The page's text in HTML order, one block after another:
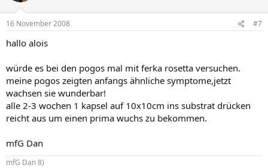
16 November 2008 #7
hallo alois
würde es bei den pogos mal mit ferka rosetta versuchen.
meine pogos zeigten anfangs ähnliche symptome,jetzt
wachsen sie wunderbar!
alle 2-3 wochen 1 kapsel auf 10x10cm ins substrat drücken
reicht aus um einen prima wuchs zu bekommen.
mfG Dan
mfG Dan 8)